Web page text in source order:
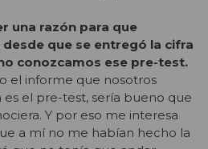
una razón para que
que se entregó la cifra
conozcamos ese pre-test.
el informe que nosotros
es el pre-test, sería bueno que
Y por eso me interesa
a mí no me habían hecho la